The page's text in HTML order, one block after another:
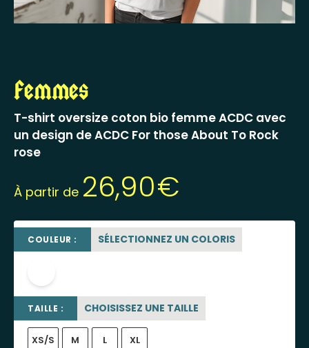
Femmes
T-shirt oversize coton bio femme ACDC avec
un design de ACDC For those About To Rock
rose
À partir de 26,90€
COULEUR : SÉLECTIONNEZ UN COLORIS
TAILLE : CHOISISSEZ UNE TAILLE
XS/S M L XL